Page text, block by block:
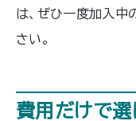
は、ぜひ一度加入中
さい。
費用だけで選